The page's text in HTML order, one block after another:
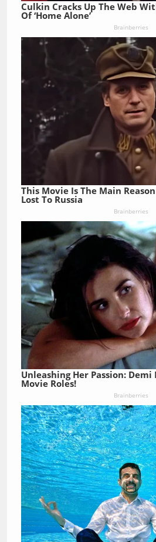
Culkin Cracks Up The Web
Of ‘Home Alone’
Brainberries
This Movie Is The Main
Lost To Russia
Brainberries
Unleashing Her Passion:
Movie Roles!
Brainberries